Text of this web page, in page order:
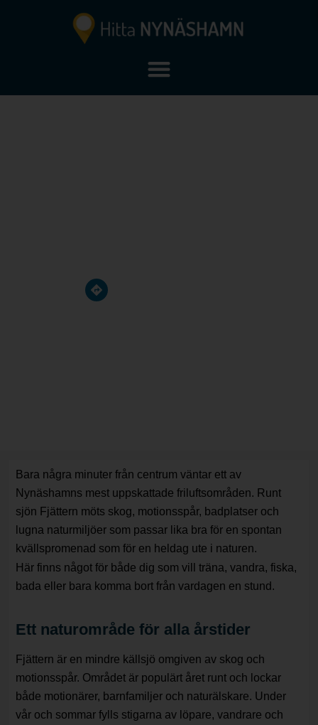
Bara några minuter från centrum väntar ett av
Nynäshamns mest uppskattade friluftsområden. Runt
sjön Fjättern möts skog, motionsspår, badplatser och
lugna naturmiljöer som passar lika bra för en spontan
kvällspromenad som för en heldag ute i naturen.
Här finns något för både dig som vill träna, vandra, fiska,
bada eller bara komma bort från vardagen en stund.
Ett naturområde för alla årstider
Fjättern är en mindre källsjö omgiven av skog och
motionsspår. Området är populärt året runt och lockar
både motionärer, barnfamiljer och naturälskare. Under
vår och sommar fylls stigarna av löpare, vandrare och